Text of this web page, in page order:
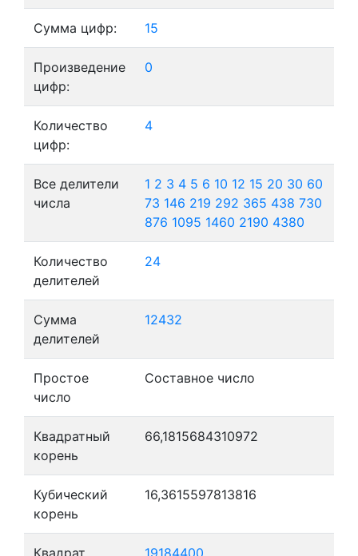
Сумма цифр: 15
Произведение
цифр:
0
Количество
цифр:
4
Все делители
числа
1 2 3 4 5 6 10 12 15 20 30 60
73 146 219 292 365 438 730
876 1095 1460 2190 4380
Количество
делителей
24
Сумма
делителей
12432
Простое
число
Составное число
Квадратный
корень
66,1815684310972
Кубический
корень
16,3615597813816
Квадрат 19184400